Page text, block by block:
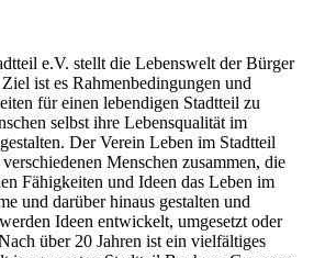
e.V. stellt die Lebenswelt der Bürger
ist es Rahmenbedingungen und
für einen lebendigen Stadtteil zu
selbst ihre Lebensqualität im
Der Verein Leben im Stadtteil
Menschen zusammen, die
Fähigkeiten und Ideen das Leben im
und darüber hinaus gestalten und
Ideen entwickelt, umgesetzt oder
über 20 Jahren ist ein vielfältiges